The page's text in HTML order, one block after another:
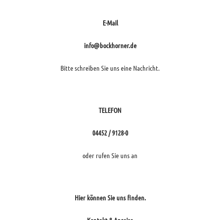
E-Mail
info@bockhorner.de
Bitte schreiben Sie uns eine Nachricht.
TELEFON
04452 / 9128-0
oder rufen Sie uns an
Hier können Sie uns finden.